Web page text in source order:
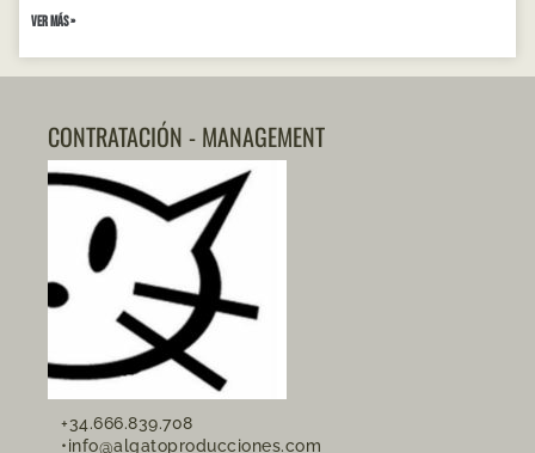
VER MÁS »
CONTRATACIÓN - MANAGEMENT
+34.666.839.708
•info@algatoproducciones.com